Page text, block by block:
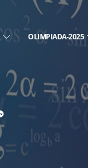
OLIMPIADA-2025